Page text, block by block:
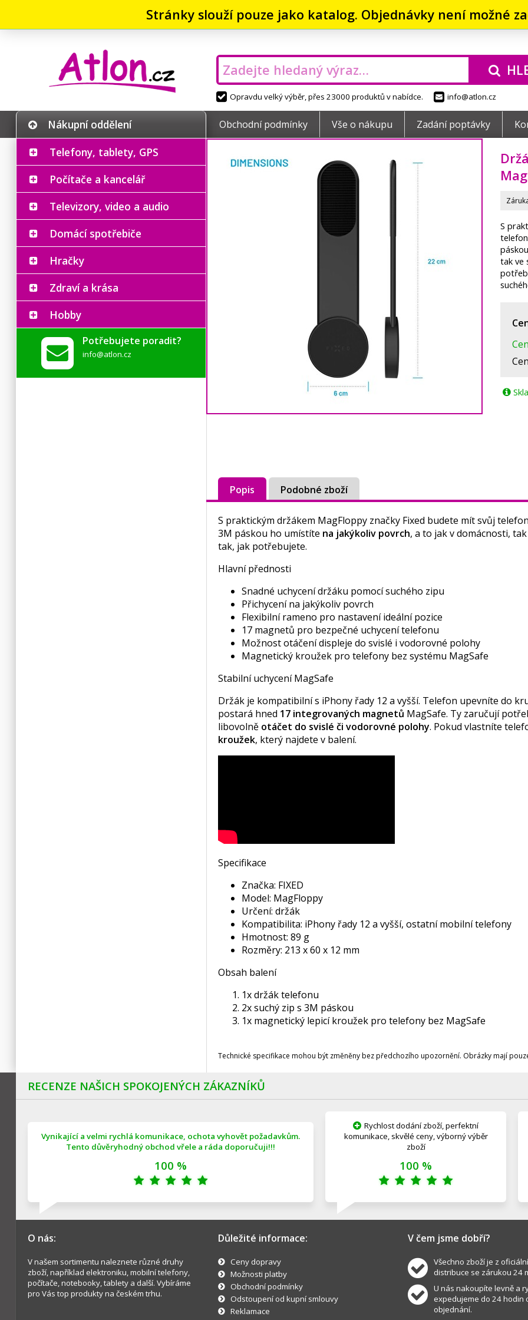
Stránky slouží pouze jako katalog. Objednávky není možné
Opravdu velký výběr, přes 23000 produktů v nabídce. info@atlon.cz
Nákupní oddělení Obchodní podmínky Vše o nákupu Zadání poptávky
Telefony, tablety, GPS
Počítače a kancelář
Televizory, video a audio
Domácí spotřebiče
Hračky
Zdraví a krása
Hobby
Potřebujete poradit?
info@atlon.cz
S
tak ve
Popis Podobné zboží
S praktickým držákem MagFloppy značky Fixed budete mít svůj
3M páskou ho umístíte na jakýkoliv povrch, a to jak v domácnosti,
tak, jak potřebujete.
Hlavní přednosti
Snadné uchycení držáku pomocí suchého zipu
Přichycení na jakýkoliv povrch
Flexibilní rameno pro nastavení ideální pozice
17 magnetů pro bezpečné uchycení telefonu
Možnost otáčení displeje do svislé i vodorovné polohy
Magnetický kroužek pro telefony bez systému MagSafe
Stabilní uchycení MagSafe
Držák je kompatibilní s iPhony řady 12 a vyšší. Telefon upevníte do
postará hned 17 integrovaných magnetů MagSafe. Ty zaručují
libovolně otáčet do svislé či vodorovné polohy. Pokud vlastníte
kroužek, který najdete v balení.
Specifikace
Značka: FIXED
Model: MagFloppy
Určení: držák
Kompatibilita: iPhony řady 12 a vyšší, ostatní mobilní telefony
Hmotnost: 89 g
Rozměry: 213 x 60 x 12 mm
Obsah balení
1x držák telefonu
2x suchý zip s 3M páskou
1x magnetický lepicí kroužek pro telefony bez MagSafe
Technické specifikace mohou být změněny bez předchozího upozornění. Obrázky mají
RECENZE NAŠICH SPOKOJENÝCH ZÁKAZNÍKŮ
Vynikající a velmi rychlá komunikace, ochota vyhovět požadavkům.
Tento důvěryhodný obchod vřele a ráda doporučuji!!!
100 %
Rychlost dodání zboží, perfektní
komunikace, skvělé ceny, výborný výběr
zboží
100 %
O nás:
V našem sortimentu naleznete různé druhy
zboží, například elektroniku, mobilní telefony,
počítače, notebooky, tablety a další. Vybíráme
pro Vás top produkty na českém trhu.
Důležité informace:
Ceny dopravy
Možnosti platby
Obchodní podmínky
Odstoupení od kupní smlouvy
Reklamace
V čem jsme dobří?
Všechno zboží je z
distribuce se zárukou 24
U nás nakoupíte levně a
expedujeme do 24 hodin
objednání.